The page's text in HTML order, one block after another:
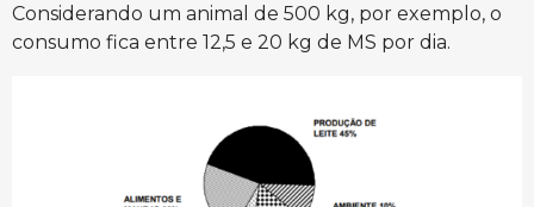
Considerando um animal de 500 kg, por exemplo, o
consumo fica entre 12,5 e 20 kg de MS por dia.